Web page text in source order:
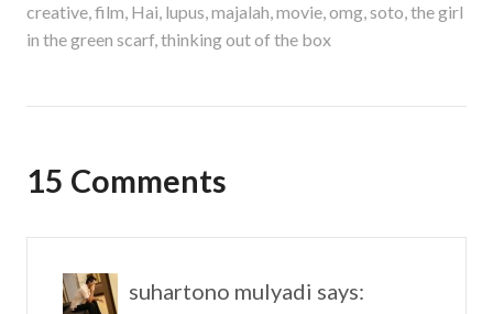
creative,film, Hai, lupus,majalah,movie,omg,soto,the girl
in the green scarf,thinking out of the box
15 Comments
suhartono mulyadi says: